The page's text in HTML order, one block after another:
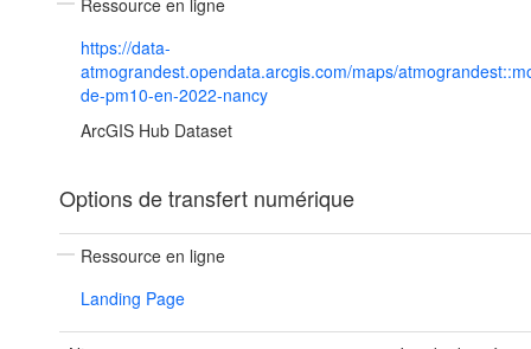
Ressource en ligne
https://data-
atmograndest.opendata.arcgis.com/maps/
de-pm10-en-2022-nancy
ArcGIS Hub Dataset
Options de transfert numérique
Ressource en ligne
Landing Page